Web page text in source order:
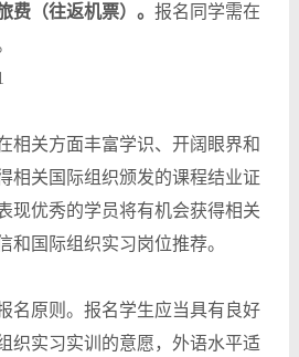
费（往返机票） 。 报名同学需在
相关方面丰富学识、开阔眼界和
相关国际组织颁发的课程结业证
现优秀的学员将有机会获得相关
和国际组织实习岗位推荐。
名原则。报名学生应当具有良好
织实习实训的意愿，外语水平适